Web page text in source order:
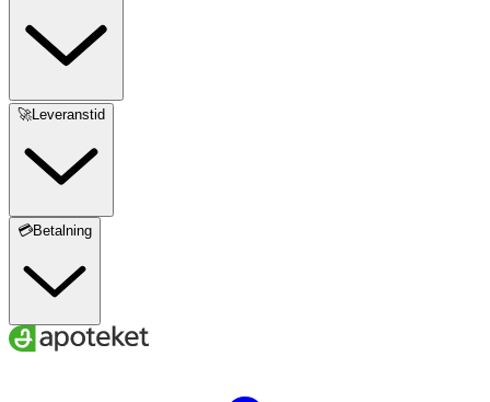
🚀Leveranstid
💳Betalning